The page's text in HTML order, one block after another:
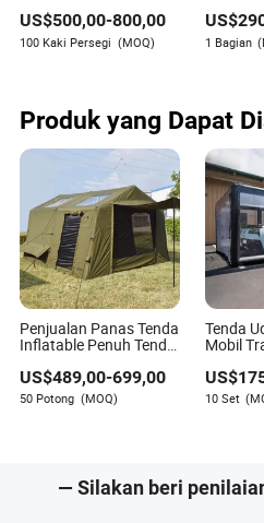
Zain
Zain Bryant adalah seorang
sangat terlibat dalam dunia
hiburan rekreasi. Dengan
pasar terbaru dan
permintaan konsumen
keahlian Zain bersinar
mendalam dan artikel-
Versatilitas
US$500,00-800,00
100 Kaki Persegi (MOQ)
Luar
US$
1 Bagian
Produk yang Dapat
Penjualan Panas Tenda
Inflatable Penuh Tenda
US$489,00-699,00
50 Potong (MOQ)
Tenda
Mobil
US$
10 Set
— Silakan beri